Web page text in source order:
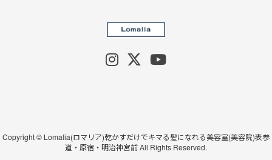
Copyright © Lomalia(ロマリア)乾かすだけでキマる髪になれる美容室(美容院)表参
道・原宿・明治神宮前 All Rights Reserved.